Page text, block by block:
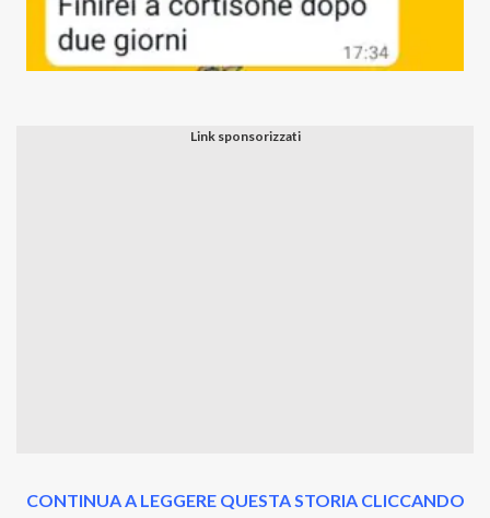
CONTINUA A LEGGERE QUESTA STORIA CLICCANDO